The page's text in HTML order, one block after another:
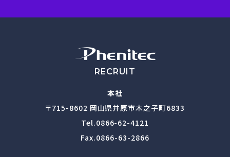
RECRUIT
本社
〒715-8602 岡山県井原市木之子町6833
Tel.0866-62-4121
Fax.0866-63-2866